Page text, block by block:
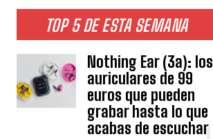
TOP 5 DE ESTA SEMANA
Nothing Ear (3a): los
auriculares de 99
euros que pueden
grabar hasta lo que
acabas de escuchar